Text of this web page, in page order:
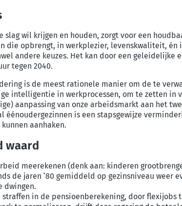
slag wil krijgen en houden, zorgt voor een
die opbrengt, in werkplezier, levenskwaliteit, én
andere keuzes. Het kan door een geleidelijke
ur tegen 2040.
is de meest rationele manier om de te
intelligentie in werkprocessen, om te zetten in
aanpassing van onze arbeidsmarkt aan het
éénoudergezinnen is een stapsgewijze
aanhaken.
waard
meerekenen (denk aan: kinderen
de jaren ‘80 gemiddeld op gezinsniveau weer
dwingen.
in de pensioenberekening, door flexijobs